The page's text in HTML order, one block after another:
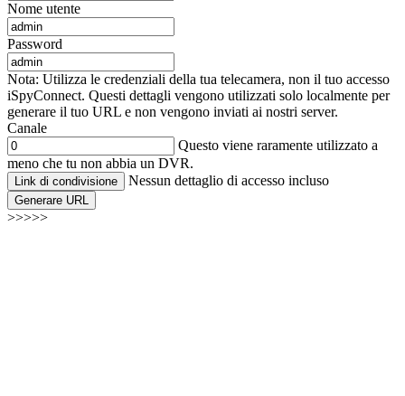
Nome utente
Password
Nota: Utilizza le credenziali della tua telecamera, non il tuo accesso
iSpyConnect. Questi dettagli vengono utilizzati solo localmente per
generare il tuo URL e non vengono inviati ai nostri server.
Canale
Questo viene raramente utilizzato a
meno che tu non abbia un DVR.
Link di condivisione Nessun dettaglio di accesso incluso
Generare URL
>>>>>